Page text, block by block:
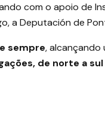
com o apoio de
a Deputación de
sempre, alcançando
de norte a